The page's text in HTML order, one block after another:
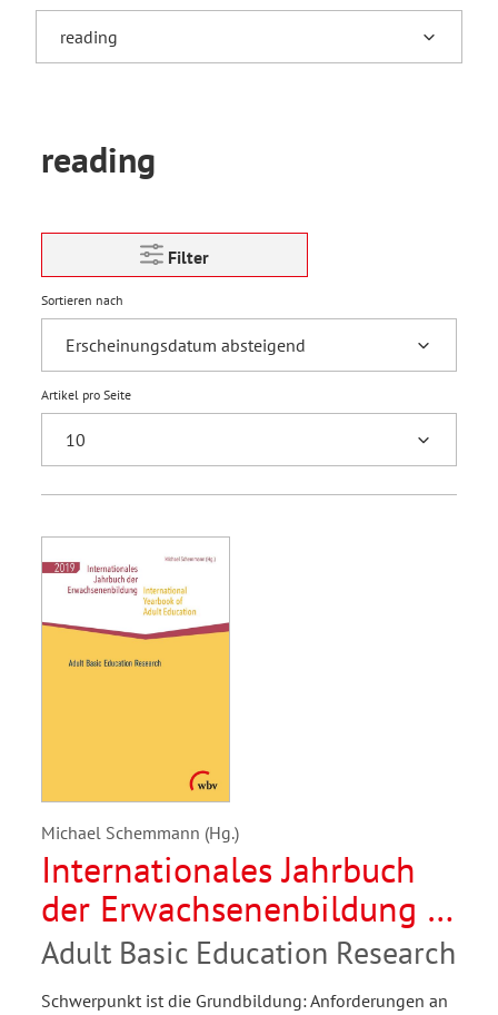
reading
Filter
Sortieren nach
Artikel pro Seite
Michael Schemmann (Hg.)
Internationales Jahrbuch
der Erwachsenenbildung /
International Yearbook of
Adult Education 2019
Adult Basic Education Research
Schwerpunkt ist die Grundbildung: Anforderungen an